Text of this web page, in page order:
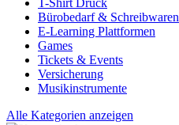
Bürobedarf & Schreibwaren
E-Learning Plattformen
Games
Tickets & Events
Versicherung
Musikinstrumente
Alle Kategorien anzeigen